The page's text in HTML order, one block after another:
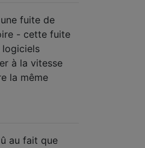
fuite de
- cette fuite
logiciels
à la vitesse
la même
au fait que